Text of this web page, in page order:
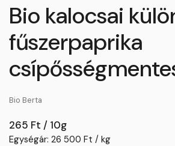
Bio kalocsai
fűszerpaprika
Bio Berta
265 Ft / 10g
Egységár: 26 500 Ft / kg